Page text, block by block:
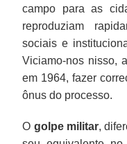
campo para as
reproduziam
sociais e
Viciamo-nos nisso,
em 1964, fazer
ônus do processo.
O golpe militar,